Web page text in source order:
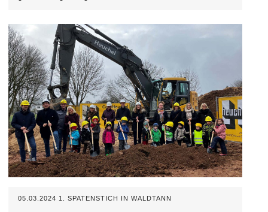
05.03.2024 1. SPATENSTICH IN WALDTANN